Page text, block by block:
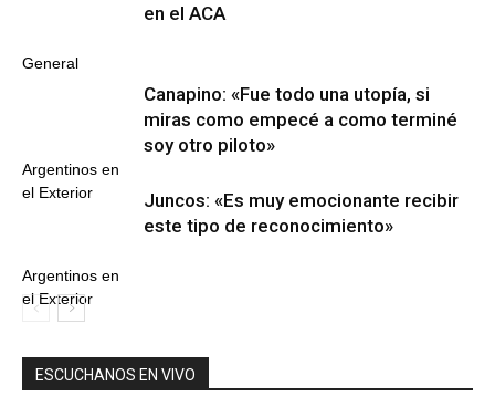
General
en el ACA
Argentinos en
el Exterior
Canapino: «Fue todo una utopía, si
miras como empecé a como terminé
soy otro piloto»
Argentinos en
el Exterior
Juncos: «Es muy emocionante recibir
este tipo de reconocimiento»
ESCUCHANOS EN VIVO